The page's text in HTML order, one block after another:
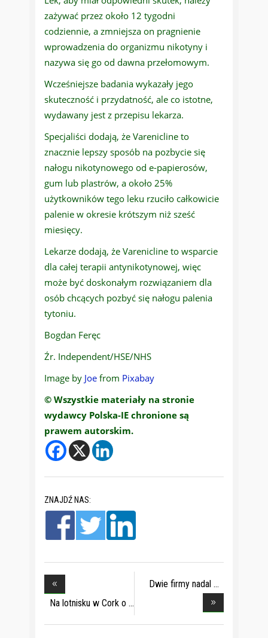
zażywać przez około 12 tygodni
codziennie, a zmniejsza on pragnienie
wprowadzenia do organizmu nikotyny i
nazywa się go od dawna przełomowym.
Wcześniejsze badania wykazały jego
skuteczność i przydatność, ale co istotne,
wydawany jest z przepisu lekarza.
Specjaliści dodają, że Varenicline to
znacznie lepszy sposób na pozbycie się
nałogu nikotynowego od e-papierosów,
gum lub plastrów, a około 25%
użytkowników tego leku rzuciło całkowicie
palenie w okresie krótszym niż sześć
miesięcy.
Lekarze dodają, że Varenicline to wsparcie
dla całej terapii antynikotynowej, więc
może być doskonałym rozwiązaniem dla
osób chcących pozbyć się nałogu palenia
tytoniu.
Bogdan Feręc
Źr. Independent/HSE/NHS
Image by Joe from Pixabay
© Wszystkie materiały na stronie
wydawcy Polska-IE chronione są
prawem autorskim.
ZNAJDŹ NAS:
Na lotnisku w Cork o
Dwie firmy nadal